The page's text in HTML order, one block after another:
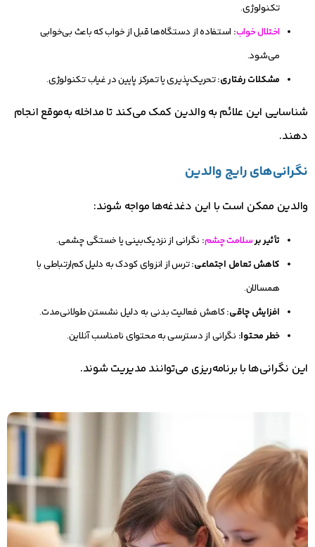
تکنولوژی.
اختلال خواب: استفاده از دستگاه‌ها قبل از خواب که باعث بی‌خوابی
می‌شود.
مشکلات رفتاری:تحریک‌پذیری یا تمرکز پایین در غیاب تکنولوژی.
شناسایی این علائم به والدین کمک می‌کند تا مداخله به‌موقع انجام
دهند.
نگرانی‌های رایج والدین
والدین ممکن است با این دغدغه‌ها مواجه شوند:
تأثیر برسلامت چشم: نگرانی از نزدیک‌بینی یا خستگی چشمی.
کاهش تعامل اجتماعی:ترس از انزوای کودک به دلیل کم‌ارتباطی با
همسالان.
افزایش چاقی:کاهش فعالیت بدنی به دلیل نشستن طولانی‌مدت.
خطر محتوا: نگرانی از دسترسی به محتوای نامناسب آنلاین.
این نگرانی‌ها با برنامه‌ریزی می‌توانند مدیریت شوند.